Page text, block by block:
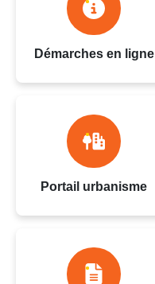
Démarches en ligne
Portail urbanisme